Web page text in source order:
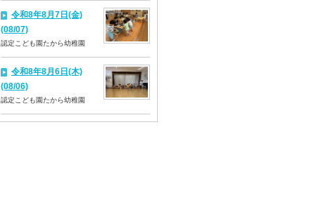
令和8年8月7日(金)
(08/07)
認定こども園たから幼稚園
令和8年8月6日(木)
(08/06)
認定こども園たから幼稚園